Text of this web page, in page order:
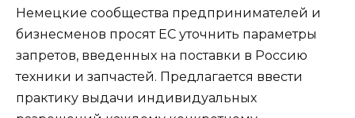
Немецкие сообщества предпринимателей и
бизнесменов просят ЕС уточнить параметры
запретов, введенных на поставки в Россию
техники и запчастей. Предлагается ввести
практику выдачи индивидуальных